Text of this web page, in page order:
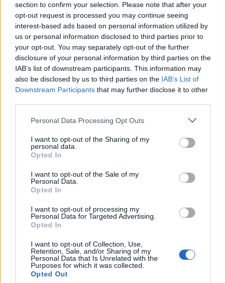
section to confirm your selection. Please note that after your
opt-out request is processed you may continue seeing
interest-based ads based on personal information utilized by
us or personal information disclosed to third parties prior to
your opt-out. You may separately opt-out of the further
disclosure of your personal information by third parties on the
IAB’s list of downstream participants. This information may
also be disclosed by us to third parties on the IAB’s List of
Downstream Participants that may further disclose it to other
Please note that this website/app uses one or more Google
not limited to your visit or usage behaviour. You may click to
grant or deny consent to Google and its third-party tags to
use your data for below specified purposes in below Google
consent section.
Personal Data Processing Opt Outs
I want to opt-out of the Sharing of my
personal data.
Opted In
I want to opt-out of the Sale of my
Personal Data.
Opted In
I want to opt-out of processing my
Personal Data for Targeted Advertising.
Opted In
I want to opt-out of Collection, Use,
Retention, Sale, and/or Sharing of my
Personal Data that Is Unrelated with the
Purposes for which it was collected.
Opted Out
A koncepció célja, hogy megszüntesse az
egyetlen gyártási helytől való függőséget, és
jelentősen megkönnyítse a harckocsik
karbantartását, javítását. Ennek érdekében a
jövőbeni harckocsik azonos alkatrészeket
kapnának, így például egy A ország
harckocsijából kiszerelt alkatrészt egy B
ország szerelője is gond nélkül áthelyezhetne
egy C ország által üzemeltetett járműbe.
Nemzeti eltérések várhatóan csak olyan
rendszereknél maradnának meg, amelyek nem
befolyásolják alapvetően a harckocsi
működését, például a rádiókommunikációs
berendezéseknél vagy a távirányítású
fegyverállomásoknál.
Már készülnek az európai harckocsik